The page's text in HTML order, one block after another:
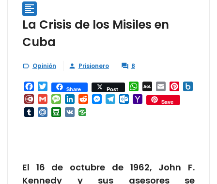

La Crisis de los Misiles en
Cuba
 Opinión  Prisionero  8
Facebook
TwitterShare Post WhatsApp
AOL
Mail
Email Pinterest
Diary.RuGmailMessage
LinkedInRedditMessenger
TelegramOutlook.com
YahooSave
TumblrMail.RuDouban
VK
El 16 de octubre de 1962, John F.
Kennedy y sus asesores se